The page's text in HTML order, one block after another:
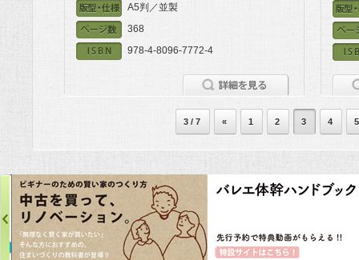
A5判／並製
368
978-4-8096-7772-4
3 / 7 « 1 2 3 4 5